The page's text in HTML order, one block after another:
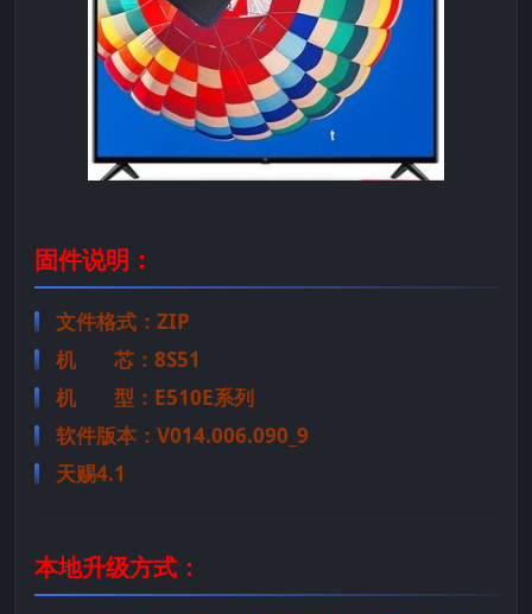
固件说明：
文件格式：ZIP
机 芯：8S51
机 型：E510E系列
软件版本：V014.006.090_9
天赐4.1
本地升级方式：